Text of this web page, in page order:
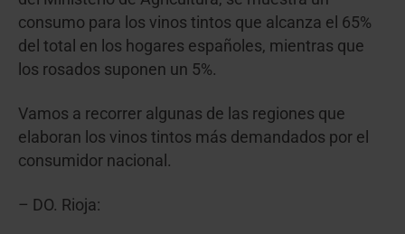
consumo para los vinos tintos que alcanza el 65%
del total en los hogares españoles, mientras que
los rosados suponen un 5%.
Vamos a recorrer algunas de las regiones que
elaboran los vinos tintos más demandados por el
consumidor nacional.
– DO. Rioja: